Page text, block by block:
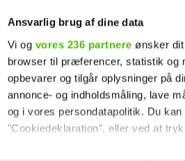
Ansvarlig brug af dine data
Vi og vores 236 partnere ønsker
browser til præferencer, statistik og
opbevarer og tilgår oplysninger på
annonce- og indholdsmåling, lave
og i vores persondatapolitik. Du
"Cookiedeklaration", eller ved at
Mor Jette afslører: Sandheden bag
den blendede kage